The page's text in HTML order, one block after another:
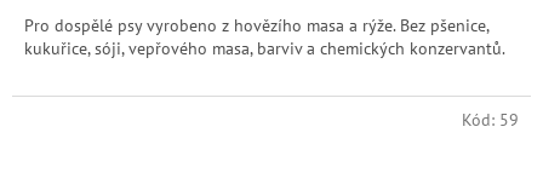
Pro dospělé psy vyrobeno z hovězího masa a rýže. Bez pšenice,
kukuřice, sóji, vepřového masa, barviv a chemických konzervantů.
Kód: 59